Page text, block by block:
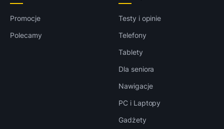
Promocje
Polecamy
Testy i opinie
Telefony
Tablety
Dla seniora
Nawigacje
PC i Laptopy
Gadżety